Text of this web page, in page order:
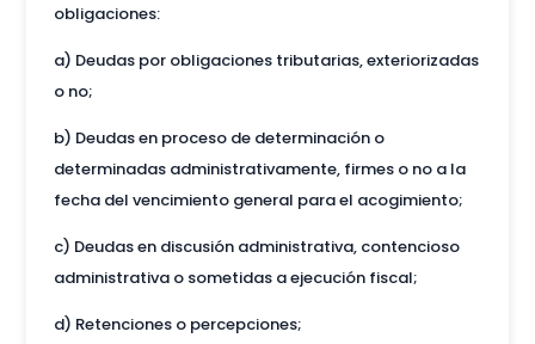
obligaciones:
a) Deudas por obligaciones tributarias, exteriorizadas
o no;
b) Deudas en proceso de determinación o
determinadas administrativamente, firmes o no a la
fecha del vencimiento general para el acogimiento;
c) Deudas en discusión administrativa, contencioso
administrativa o sometidas a ejecución fiscal;
d) Retenciones o percepciones;